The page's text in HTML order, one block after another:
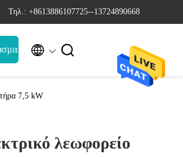
Τηλ.: +8613886107725--13724890668
 
7,5 kW
λεωφορείο